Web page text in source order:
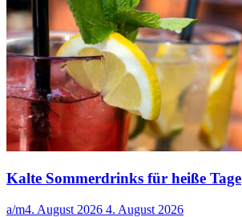
Kalte Sommerdrinks für heiße Tage
a/m4. August 2026 4. August 2026